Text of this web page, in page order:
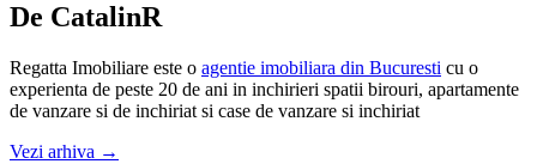
De CatalinR
Regatta Imobiliare este o agentie imobiliara din Bucuresti cu o
experienta de peste 20 de ani in inchirieri spatii birouri, apartamente
de vanzare si de inchiriat si case de vanzare si inchiriat
Vezi arhiva →